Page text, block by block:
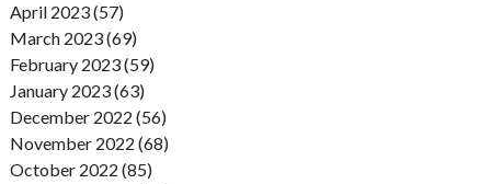
April 2023 (57)
March 2023 (69)
February 2023 (59)
January 2023 (63)
December 2022 (56)
November 2022 (68)
October 2022 (85)